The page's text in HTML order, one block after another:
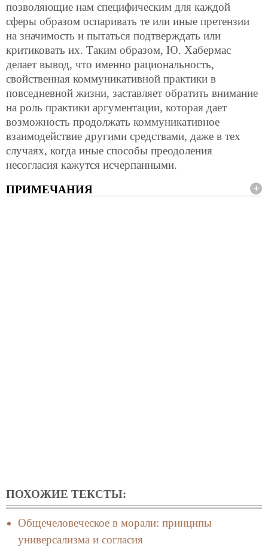
позволяющие нам специфическим для каждой
сферы образом оспаривать те или иные претензии
на значимость и пытаться подтверждать или
критиковать их. Таким образом, Ю. Хабермас
делает вывод, что именно рациональность,
свойственная коммуникативной практики в
повседневной жизни, заставляет обратить внимание
на роль практики аргументации, которая дает
возможность продолжать коммуникативное
взаимодействие другими средствами, даже в тех
случаях, когда иные способы преодоления
несогласия кажутся исчерпанными.
ПРИМЕЧАНИЯ
ПОХОЖИЕ ТЕКСТЫ:
Общечеловеческое в морали: принципы
универсализма и согласия